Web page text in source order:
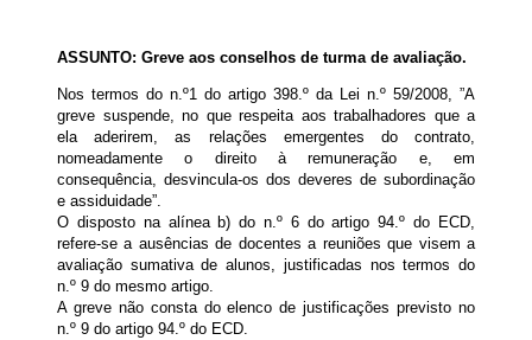
ASSUNTO: Greve aos conselhos de turma de avaliação.
Nos termos do n.º1 do artigo 398.º da Lei n.º 59/2008, ”A
greve suspende, no que respeita aos trabalhadores que a
ela aderirem, as relações emergentes do contrato,
nomeadamente o direito à remuneração e, em
consequência, desvincula-os dos deveres de subordinação
e assiduidade”.
O disposto na alínea b) do n.º 6 do artigo 94.º do ECD,
refere-se a ausências de docentes a reuniões que visem a
avaliação sumativa de alunos, justificadas nos termos do
n.º 9 do mesmo artigo.
A greve não consta do elenco de justificações previsto no
n.º 9 do artigo 94.º do ECD.